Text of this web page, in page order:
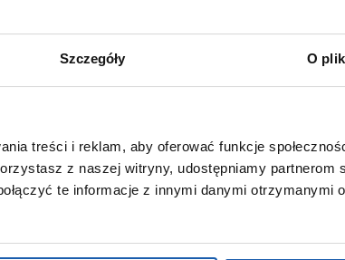
Szczegóły O
treści i reklam, aby oferować funkcje
z naszej witryny, udostępniamy partnerom
te informacje z innymi danymi otrzymanymi
Time Trend
Salony muzyczne Riff
Noble Place
UŻYTKOWNICZKO
w celach analitycznych, statystycznych i
w tym aby analizować ruch w tej witrynie,
oraz zapamiętywać Twoje preferencje.